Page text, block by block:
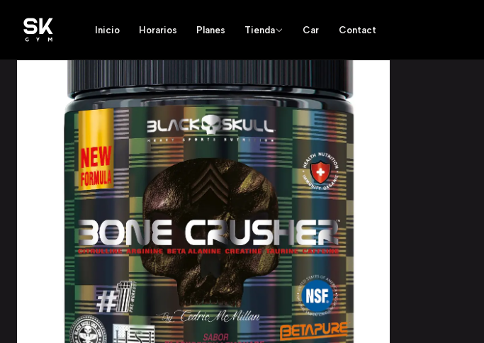
Inicio Horarios Planes Tienda Car Contact